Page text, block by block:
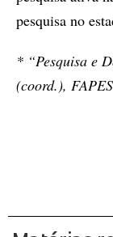
pesquisa no
* “Pesquisa e
(coord.),